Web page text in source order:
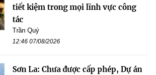
tiết kiệm trong mọi lĩnh vực công
tác
Trần Quý
12:46 07/08/2026
Sơn La: Chưa được cấp phép, Dự án